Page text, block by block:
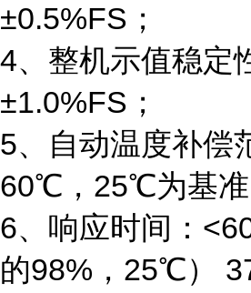
±0.5%FS ；
4、整机示值稳定
±1.0%FS ；
5、自动温度补偿
60℃ ， 25℃为基准
6、响应时间：
的98% ， 25℃）